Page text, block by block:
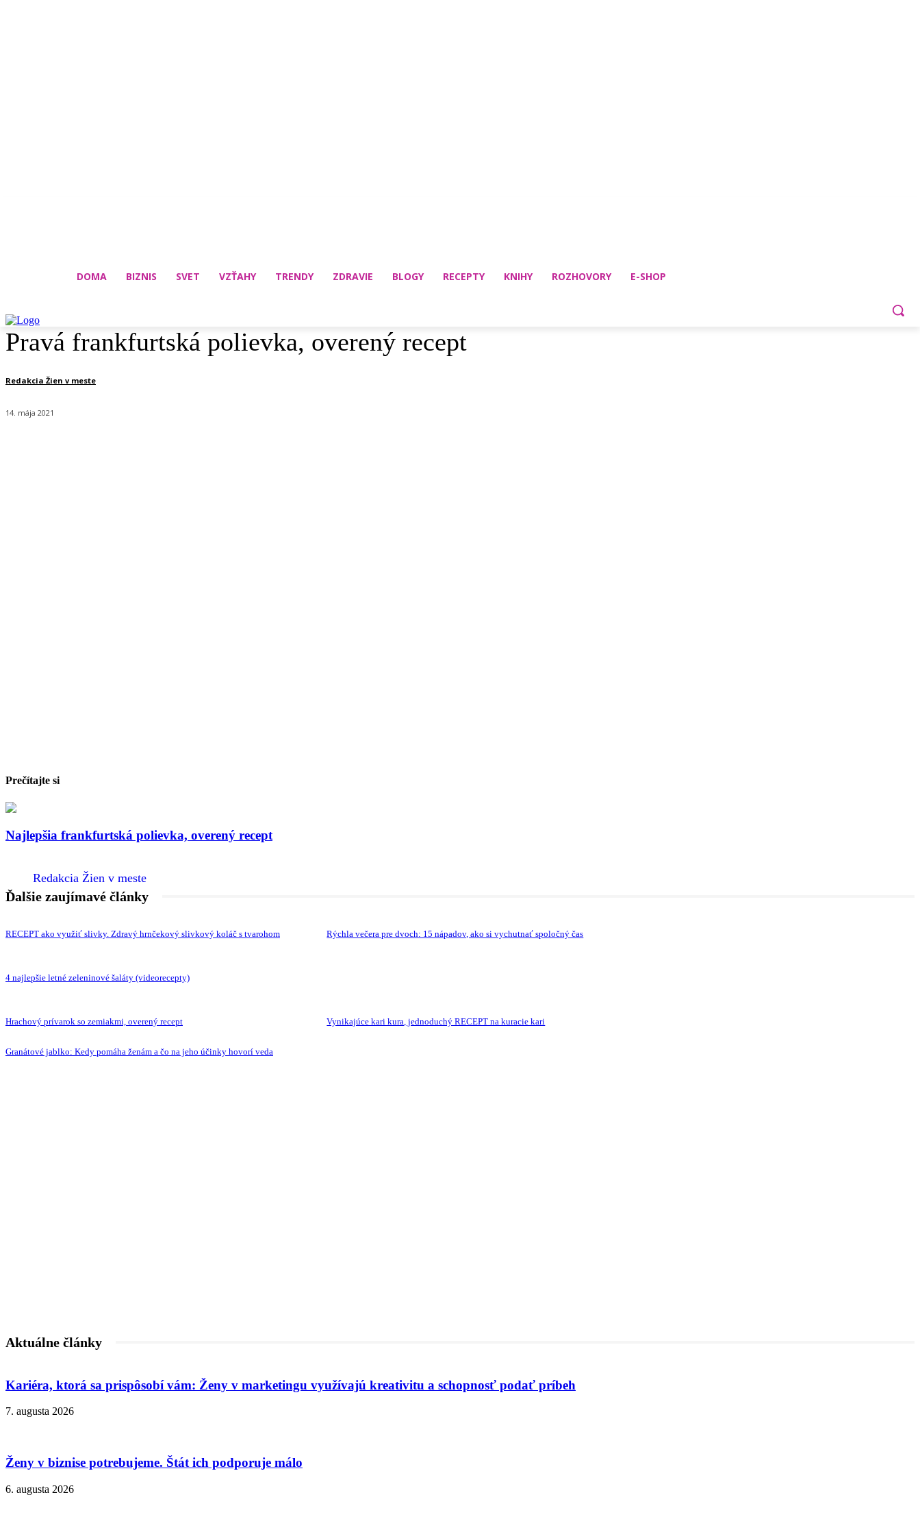
DOMA BIZNIS SVET VZŤAHY TRENDY ZDRAVIE BLOGY RECEPTY KNIHY ROZHOVORY E-SHOP
Pravá frankfurtská polievka, overený recept
Redakcia Žien v meste
14. mája 2021
Prečítajte si
Najlepšia frankfurtská polievka, overený recept
Redakcia Žien v meste
Ďalšie zaujímavé články
RECEPT ako využiť slivky. Zdravý hrnčekový slivkový koláč s tvarohom Rýchla večera pre dvoch: 15 nápadov, ako si vychutnať spoločný čas
4 najlepšie letné zeleninové šaláty (videorecepty)
Hrachový prívarok so zemiakmi, overený recept Vynikajúce kari kura, jednoduchý RECEPT na kuracie kari
Granátové jablko: Kedy pomáha ženám a čo na jeho účinky hovorí veda
Aktuálne články
Kariéra, ktorá sa prispôsobí vám: Ženy v marketingu využívajú kreativitu a schopnosť podať príbeh
7. augusta 2026
Ženy v biznise potrebujeme. Štát ich podporuje málo
6. augusta 2026